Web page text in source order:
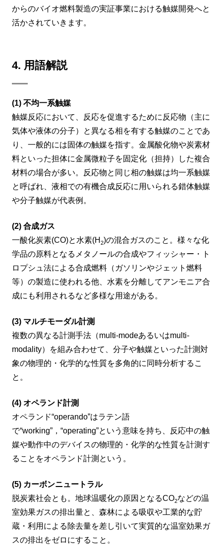
からのバイオ燃料製造の実証事業における触媒開発へと
活かされていきます。
4. 用語解説
(1) 不均一系触媒
触媒反応において、反応を促進するために反応物（主に
気体や液体の分子）と異なる相を有する触媒のことであ
り、一般的には固体の触媒を指す。金属酸化物や炭素材
料といった担体に金属微粒子を固定化（担持）した複合
材料の場合が多い。反応物と同じ相の触媒は均一系触媒
と呼ばれ、液相での有機合成反応に用いられる錯体触媒
や分子触媒が代表例。
(2) 合成ガス
一酸化炭素(CO)と水素(H 2)の混合ガスのこと。様々な化
学品の原料となるメタノールの合成やフィッシャー・ト
ロプシュ法による合成燃料（ガソリンやジェット燃料
等）の製造に使われる他、水素を分離してアンモニア合
成にも利用されるなど多様な用途がある。
(3) マルチモーダル計測
複数の異なる計測手法（multi-modeあるいはmulti-
modality）を組み合わせて、分子や触媒といった計測対
象の物理的・化学的な性質を多角的に同時分析するこ
と。
(4) オペランド計測
オペランド“operando”はラテン語
で“working”，“operating”という意味を持ち、反応中の触
媒や動作中のデバイスの物理的・化学的な性質を計測す
ることをオペランド計測という。
(5) カーボンニュートラル
脱炭素社会とも。地球温暖化の原因となるCO2などの温
室効果ガスの排出量と、森林による吸収や工業的な貯
蔵・利用による除去量を差し引いて実質的な温室効果ガ
スの排出をゼロにすること。